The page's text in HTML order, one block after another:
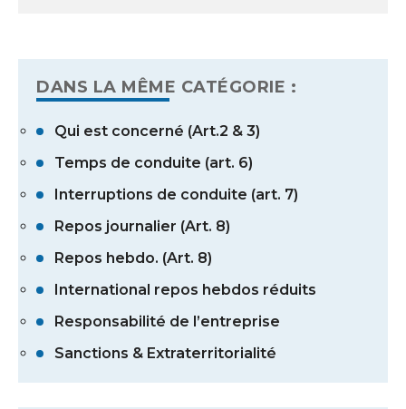
DANS LA MÊME CATÉGORIE :
Qui est concerné (Art.2 & 3)
Temps de conduite (art. 6)
Interruptions de conduite (art. 7)
Repos journalier (Art. 8)
Repos hebdo. (Art. 8)
International repos hebdos réduits
Responsabilité de l’entreprise
Sanctions & Extraterritorialité